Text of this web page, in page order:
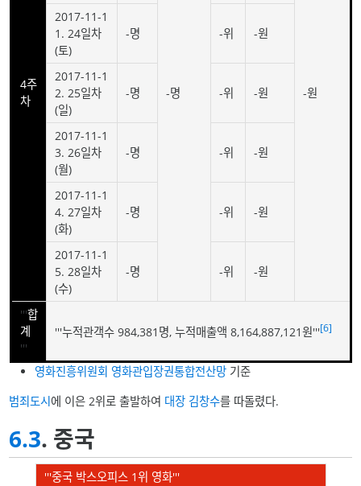
4주
차
-명 -원
2017-11-1
1. 24일차
(토)
-명 -위 -원
2017-11-1
2. 25일차
(일)
-명 -위 -원
2017-11-1
3. 26일차
(월)
-명 -위 -원
2017-11-1
4. 27일차
(화)
-명 -위 -원
2017-11-1
5. 28일차
(수)
-명 -위 -원
'''합
계
'''
'''누적관객수 984,381명, 누적매출액 8,164,887,121원'''[6]
영화진흥위원회 영화관입장권통합전산망 기준
범죄도시에 이은 2위로 출발하여 대장 김창수를 따돌렸다.
6.3. 중국
'''중국 박스오피스 1위 영화'''